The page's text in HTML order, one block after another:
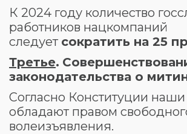
К 2024 году количество
работников нацкомпаний
следует сократить на 25
Третье.
законодательства о
Согласно Конституции
обладают правом
волеизъявления.